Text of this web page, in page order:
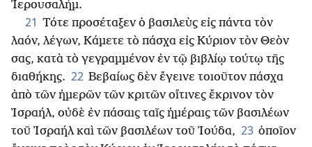
Ἱερουσαλήμ.
21 Τότε προσέταξεν ὁ βασιλεὺς εἰς πάντα τὸν
λαόν, λέγων, Κάμετε τὸ πάσχα εἰς Κύριον τὸν Θεὸν
σας, κατὰ τὸ γεγραμμένον ἐν τῷ βιβλίῳ τούτῳ τῆς
διαθήκης. 22 Βεβαίως δὲν ἔγεινε τοιοῦτον πάσχα
ἀπὸ τῶν ἡμερῶν τῶν κριτῶν οἵτινες ἔκρινον τὸν
Ἰσραήλ, οὐδὲ ἐν πάσαις ταῖς ἡμέραις τῶν βασιλέων
τοῦ Ἰσραήλ καὶ τῶν βασιλέων τοῦ Ἰούδα, 23 ὁποῖον